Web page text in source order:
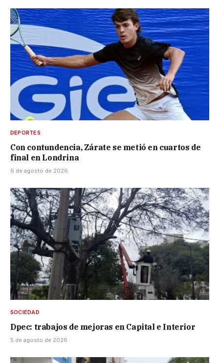
DEPORTES
Con contundencia, Zárate se metió en cuartos de
final en Londrina
6 de agosto de 2026
SOCIEDAD
Dpec: trabajos de mejoras en Capital e Interior
5 de agosto de 2026